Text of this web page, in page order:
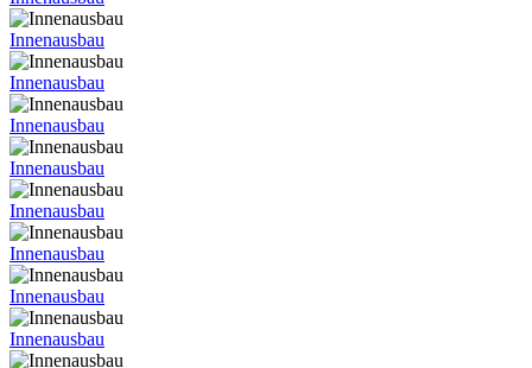
Innenausbau
Innenausbau
Innenausbau
Innenausbau
Innenausbau
Innenausbau
Innenausbau
Innenausbau